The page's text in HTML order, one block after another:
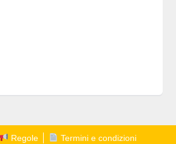
Regole Termini e condizioni